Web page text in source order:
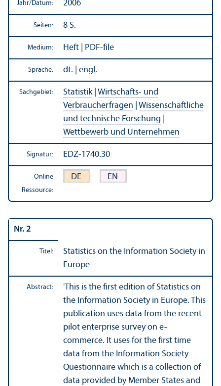
Jahr/Datum: 2006
Seiten: 8 S.
Medium: Heft | PDF-file
Sprache: dt. | engl.
Sachgebiet: Statistik| Wirtschafts- und
Verbraucherfragen
Wissenschaft­liche
und technische Forschung
Wettbewerb und Unter­nehmen
Signatur: EDZ-1740.30
Online
Ressource:
DE EN
Nr. 2
Titel:
Statistics on the Information Society in
Europe
Abstract:
'This is the first edition of Statistics on
the Information Society in Europe. This
publication uses data from the recent
pilot enterprise survey on e-
commerce. It uses for the first time
data from the Information Society
Questionnaire which is a collection of
data provided by Member States and